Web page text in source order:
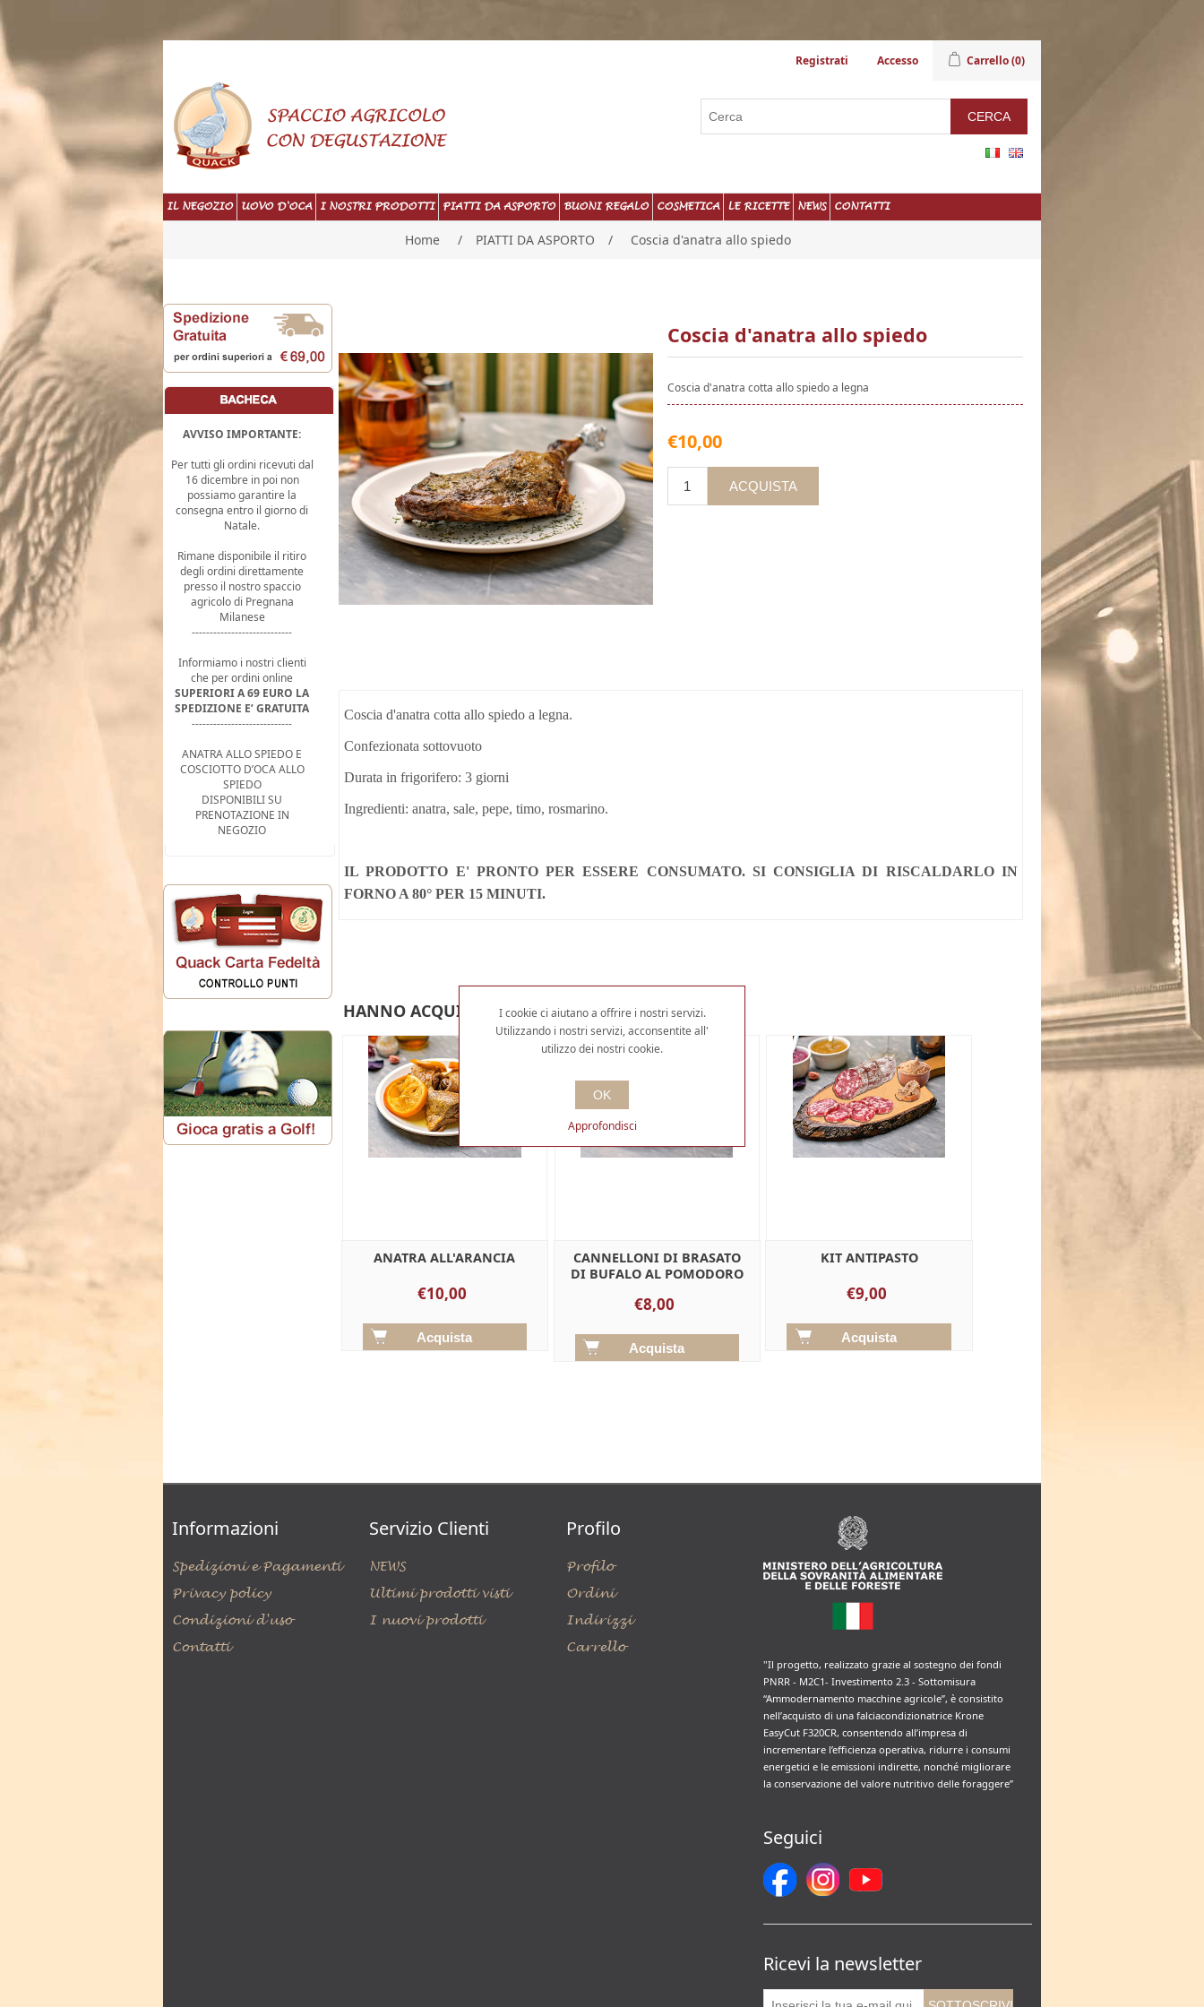
Registrati Accesso Carrello(0)
IL NEGOZIO UOVO D'OCA I NOSTRI PRODOTTI PIATTI DA ASPORTO BUONI REGALO COSMETICA LE RICETTE NEWS CONTATTI
Home / PIATTI DA ASPORTO / Coscia d'anatra allo spiedo
AVVISO IMPORTANTE:
Per tutti gli ordini ricevuti dal
16 dicembre in poi non
possiamo garantire la
consegna entro il giorno di
Natale.
Rimane disponibile il ritiro
degli ordini direttamente
presso il nostro spaccio
agricolo di Pregnana
Milanese
----------------------------
Informiamo i nostri clienti
che per ordini online
SUPERIORI A 69 EURO LA
SPEDIZIONE E’ GRATUITA
----------------------------
ANATRA ALLO SPIEDO E
COSCIOTTO D’OCA ALLO
SPIEDO
DISPONIBILI SU
PRENOTAZIONE IN
NEGOZIO
Coscia d'anatra allo spiedo
Coscia d'anatra cotta allo spiedo a legna
€10,00
Coscia d'anatra cotta allo spiedo a legna.
Confezionata sottovuoto
Durata in frigorifero: 3 giorni
Ingredienti: anatra, sale, pepe, timo, rosmarino.
IL PRODOTTO E' PRONTO PER ESSERE CONSUMATO. SI CONSIGLIA DI RISCALDARLO IN
FORNO A 80° PER 15 MINUTI.
HANNO ACQUISTATO ANCHE
ANATRA ALL'ARANCIA
€10,00
CANNELLONI DI BRASATO
DI BUFALO AL POMODORO
€8,00
KIT ANTIPASTO
€9,00
Informazioni
Spedizioni e Pagamenti
Privacy policy
Condizioni d'uso
Contatti
Servizio Clienti
NEWS
Ultimi prodotti visti
I nuovi prodotti
Profilo
Profilo
Ordini
Indirizzi
Carrello
"Il progetto, realizzato grazie al sostegno dei fondi
PNRR - M2C1- Investimento 2.3 - Sottomisura
“Ammodernamento macchine agricole”, è consistito
nell’acquisto di una falciacondizionatrice Krone
EasyCut F320CR, consentendo all’impresa di
incrementare l’efficienza operativa, ridurre i consumi
energetici e le emissioni indirette, nonché migliorare
la conservazione del valore nutritivo delle foraggere”
Seguici
Ricevi la newsletter
I cookie ci aiutano a offrire i nostri servizi.
Utilizzando i nostri servizi, acconsentite all'
utilizzo dei nostri cookie.
OK
Approfondisci